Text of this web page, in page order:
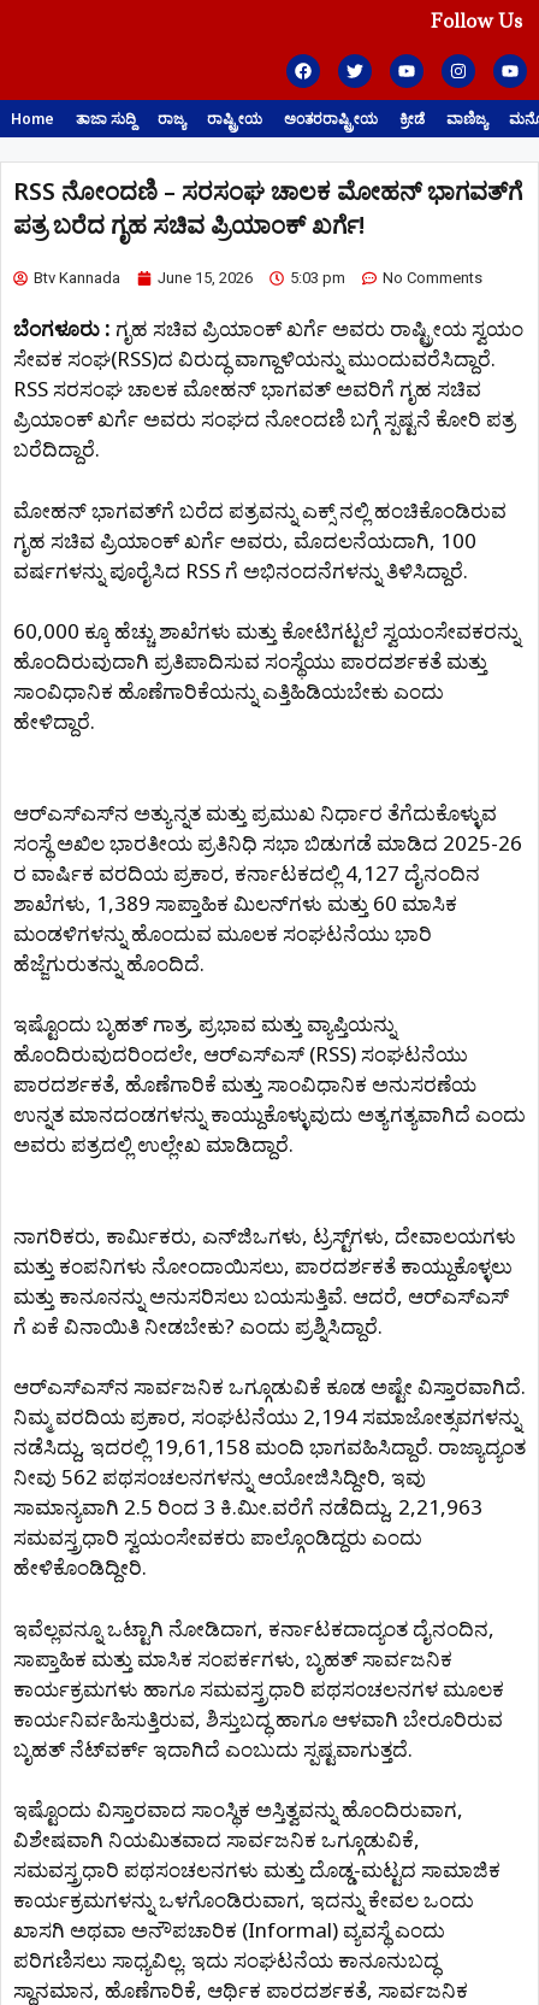
Follow Us
Home ತಾಜಾ ಸುದ್ದಿ ರಾಜ್ಯ ರಾಷ್ಟ್ರೀಯ ಅಂತರರಾಷ್ಟ್ರೀಯ ಕ್ರೀಡೆ ವಾಣಿಜ್ಯ
RSS ನೋಂದಣಿ – ಸರಸಂಘ ಚಾಲಕ ಮೋಹನ್ ಭಾಗವತ್​ಗೆ
ಪತ್ರ ಬರೆದ ಗೃಹ ಸಚಿವ ಪ್ರಿಯಾಂಕ್ ಖರ್ಗೆ!
Btv Kannada June 15, 2026 5:03 pm No Comments
ಬೆಂಗಳೂರು : ಗೃಹ ಸಚಿವ ಪ್ರಿಯಾಂಕ್ ಖರ್ಗೆ ಅವರು ರಾಷ್ಟ್ರೀಯ ಸ್ವಯಂ
ಸೇವಕ ಸಂಘ(RSS)ದ ವಿರುದ್ಧ ವಾಗ್ದಾಳಿಯನ್ನು ಮುಂದುವರೆಸಿದ್ದಾರೆ.
RSS ಸರಸಂಘ ಚಾಲಕ ಮೋಹನ್ ಭಾಗವತ್ ಅವರಿಗೆ ಗೃಹ ಸಚಿವ
ಪ್ರಿಯಾಂಕ್ ಖರ್ಗೆ ಅವರು ಸಂಘದ ನೋಂದಣಿ ಬಗ್ಗೆ ಸ್ಪಷ್ಟನೆ ಕೋರಿ ಪತ್ರ
ಬರೆದಿದ್ದಾರೆ.
ಮೋಹನ್ ಭಾಗವತ್‌ಗೆ ಬರೆದ ಪತ್ರವನ್ನು ಎಕ್ಸ್ ನಲ್ಲಿ ಹಂಚಿಕೊಂಡಿರುವ
ಗೃಹ ಸಚಿವ ಪ್ರಿಯಾಂಕ್ ಖರ್ಗೆ ಅವರು, ಮೊದಲನೆಯದಾಗಿ, 100
ವರ್ಷಗಳನ್ನು ಪೂರೈಸಿದ RSS ಗೆ ಅಭಿನಂದನೆಗಳನ್ನು ತಿಳಿಸಿದ್ದಾರೆ.
60,000 ಕ್ಕೂ ಹೆಚ್ಚು ಶಾಖೆಗಳು ಮತ್ತು ಕೋಟಿಗಟ್ಟಲೆ ಸ್ವಯಂಸೇವಕರನ್ನು
ಹೊಂದಿರುವುದಾಗಿ ಪ್ರತಿಪಾದಿಸುವ ಸಂಸ್ಥೆಯು ಪಾರದರ್ಶಕತೆ ಮತ್ತು
ಸಾಂವಿಧಾನಿಕ ಹೊಣೆಗಾರಿಕೆಯನ್ನು ಎತ್ತಿಹಿಡಿಯಬೇಕು ಎಂದು
ಹೇಳಿದ್ದಾರೆ.
ಆರ್‌ಎಸ್‌ಎಸ್‌ನ ಅತ್ಯುನ್ನತ ಮತ್ತು ಪ್ರಮುಖ ನಿರ್ಧಾರ ತೆಗೆದುಕೊಳ್ಳುವ
ಸಂಸ್ಥೆ ಅಖಿಲ ಭಾರತೀಯ ಪ್ರತಿನಿಧಿ ಸಭಾ ಬಿಡುಗಡೆ ಮಾಡಿದ 2025-26
ರ ವಾರ್ಷಿಕ ವರದಿಯ ಪ್ರಕಾರ, ಕರ್ನಾಟಕದಲ್ಲಿ 4,127 ದೈನಂದಿನ
ಶಾಖೆಗಳು, 1,389 ಸಾಪ್ತಾಹಿಕ ಮಿಲನ್‌ಗಳು ಮತ್ತು 60 ಮಾಸಿಕ
ಮಂಡಳಿಗಳನ್ನು ಹೊಂದುವ ಮೂಲಕ ಸಂಘಟನೆಯು ಭಾರಿ
ಹೆಜ್ಜೆಗುರುತನ್ನು ಹೊಂದಿದೆ.
ಇಷ್ಟೊಂದು ಬೃಹತ್ ಗಾತ್ರ, ಪ್ರಭಾವ ಮತ್ತು ವ್ಯಾಪ್ತಿಯನ್ನು
ಹೊಂದಿರುವುದರಿಂದಲೇ, ಆರ್‌ಎಸ್‌ಎಸ್ (RSS) ಸಂಘಟನೆಯು
ಪಾರದರ್ಶಕತೆ, ಹೊಣೆಗಾರಿಕೆ ಮತ್ತು ಸಾಂವಿಧಾನಿಕ ಅನುಸರಣೆಯ
ಉನ್ನತ ಮಾನದಂಡಗಳನ್ನು ಕಾಯ್ದುಕೊಳ್ಳುವುದು ಅತ್ಯಗತ್ಯವಾಗಿದೆ ಎಂದು
ಅವರು ಪತ್ರದಲ್ಲಿ ಉಲ್ಲೇಖ ಮಾಡಿದ್ದಾರೆ.
ನಾಗರಿಕರು, ಕಾರ್ಮಿಕರು, ಎನ್‌ಜಿಒಗಳು, ಟ್ರಸ್ಟ್‌ಗಳು, ದೇವಾಲಯಗಳು
ಮತ್ತು ಕಂಪನಿಗಳು ನೋಂದಾಯಿಸಲು, ಪಾರದರ್ಶಕತೆ ಕಾಯ್ದುಕೊಳ್ಳಲು
ಮತ್ತು ಕಾನೂನನ್ನು ಅನುಸರಿಸಲು ಬಯಸುತ್ತಿವೆ. ಆದರೆ, ಆರ್‌ಎಸ್‌ಎಸ್
ಗೆ ಏಕೆ ವಿನಾಯಿತಿ ನೀಡಬೇಕು? ಎಂದು ಪ್ರಶ್ನಿಸಿದ್ದಾರೆ.
ಆರ್‌ಎಸ್‌ಎಸ್‌ನ ಸಾರ್ವಜನಿಕ ಒಗ್ಗೂಡುವಿಕೆ ಕೂಡ ಅಷ್ಟೇ ವಿಸ್ತಾರವಾಗಿದೆ.
ನಿಮ್ಮ ವರದಿಯ ಪ್ರಕಾರ, ಸಂಘಟನೆಯು 2,194 ಸಮಾಜೋತ್ಸವಗಳನ್ನು
ನಡೆಸಿದ್ದು, ಇದರಲ್ಲಿ 19,61,158 ಮಂದಿ ಭಾಗವಹಿಸಿದ್ದಾರೆ. ರಾಜ್ಯಾದ್ಯಂತ
ನೀವು 562 ಪಥಸಂಚಲನಗಳನ್ನು ಆಯೋಜಿಸಿದ್ದೀರಿ, ಇವು
ಸಾಮಾನ್ಯವಾಗಿ 2.5 ರಿಂದ 3 ಕಿ.ಮೀ.ವರೆಗೆ ನಡೆದಿದ್ದು, 2,21,963
ಸಮವಸ್ತ್ರಧಾರಿ ಸ್ವಯಂಸೇವಕರು ಪಾಲ್ಗೊಂಡಿದ್ದರು ಎಂದು
ಹೇಳಿಕೊಂಡಿದ್ದೀರಿ.
ಇವೆಲ್ಲವನ್ನೂ ಒಟ್ಟಾಗಿ ನೋಡಿದಾಗ, ಕರ್ನಾಟಕದಾದ್ಯಂತ ದೈನಂದಿನ,
ಸಾಪ್ತಾಹಿಕ ಮತ್ತು ಮಾಸಿಕ ಸಂಪರ್ಕಗಳು, ಬೃಹತ್ ಸಾರ್ವಜನಿಕ
ಕಾರ್ಯಕ್ರಮಗಳು ಹಾಗೂ ಸಮವಸ್ತ್ರಧಾರಿ ಪಥಸಂಚಲನಗಳ ಮೂಲಕ
ಕಾರ್ಯನಿರ್ವಹಿಸುತ್ತಿರುವ, ಶಿಸ್ತುಬದ್ಧ ಹಾಗೂ ಆಳವಾಗಿ ಬೇರೂರಿರುವ
ಬೃಹತ್ ನೆಟ್‌ವರ್ಕ್ ಇದಾಗಿದೆ ಎಂಬುದು ಸ್ಪಷ್ಟವಾಗುತ್ತದೆ.
ಇಷ್ಟೊಂದು ವಿಸ್ತಾರವಾದ ಸಾಂಸ್ಥಿಕ ಅಸ್ತಿತ್ವವನ್ನು ಹೊಂದಿರುವಾಗ,
ವಿಶೇಷವಾಗಿ ನಿಯಮಿತವಾದ ಸಾರ್ವಜನಿಕ ಒಗ್ಗೂಡುವಿಕೆ,
ಸಮವಸ್ತ್ರಧಾರಿ ಪಥಸಂಚಲನಗಳು ಮತ್ತು ದೊಡ್ಡ-ಮಟ್ಟದ ಸಾಮಾಜಿಕ
ಕಾರ್ಯಕ್ರಮಗಳನ್ನು ಒಳಗೊಂಡಿರುವಾಗ, ಇದನ್ನು ಕೇವಲ ಒಂದು
ಖಾಸಗಿ ಅಥವಾ ಅನೌಪಚಾರಿಕ (Informal) ವ್ಯವಸ್ಥೆ ಎಂದು
ಪರಿಗಣಿಸಲು ಸಾಧ್ಯವಿಲ್ಲ. ಇದು ಸಂಘಟನೆಯ ಕಾನೂನುಬದ್ಧ
ಸ್ಥಾನಮಾನ, ಹೊಣೆಗಾರಿಕೆ, ಆರ್ಥಿಕ ಪಾರದರ್ಶಕತೆ, ಸಾರ್ವಜನಿಕ